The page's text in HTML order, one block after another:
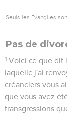
Seuls les Évangiles
Pas de
1 Voici ce que dit
laquelle j'ai
créanciers vous
que vous avez
transgressions